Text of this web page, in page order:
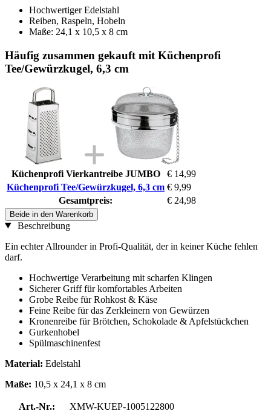
Hochwertiger Edelstahl
Reiben, Raspeln, Hobeln
Maße: 24,1 x 10,5 x 8 cm
Häufig zusammen gekauft mit Küchenprofi
Tee/Gewürzkugel, 6,3 cm
Küchenprofi Vierkantreibe JUMBO
€ 14,99
Küchenprofi Tee/Gewürzkugel, 6,3 cm € 9,99
Gesamtpreis:
€ 24,98
Beide in den Warenkorb
Beschreibung
Ein echter Allrounder in Profi-Qualität, der in keiner Küche fehlen
darf.
Hochwertige Verarbeitung mit scharfen Klingen
Sicherer Griff für komfortables Arbeiten
Grobe Reibe für Rohkost & Käse
Feine Reibe für das Zerkleinern von Gewürzen
Kronenreibe für Brötchen, Schokolade & Apfelstückchen
Gurkenhobel
Spülmaschinenfest
Material: Edelstahl
Maße: 10,5 x 24,1 x 8 cm
Art.-Nr.: XMW-KUEP-1005122800